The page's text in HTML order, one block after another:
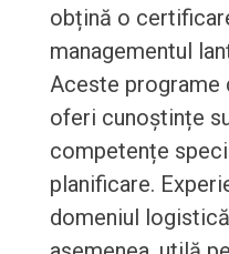
obțină o
managementul
Aceste
oferi cunoștințe
competențe
planificare.
domeniul